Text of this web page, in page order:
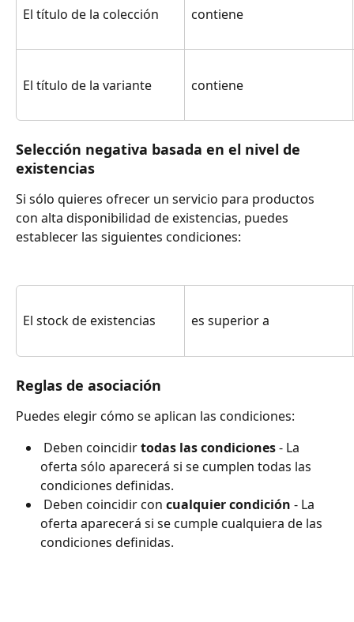
El título de la colección contiene
El título de la variante contiene
Selección negativa basada en el nivel de
existencias
Si sólo quieres ofrecer un servicio para productos
con alta disponibilidad de existencias, puedes
establecer las siguientes condiciones:
El stock de existencias es superior a
Reglas de asociación
Puedes elegir cómo se aplican las condiciones:
Deben coincidir todas las condiciones - La
oferta sólo aparecerá si se cumplen todas las
condiciones definidas.
Deben coincidir con cualquier condición - La
oferta aparecerá si se cumple cualquiera de las
condiciones definidas.